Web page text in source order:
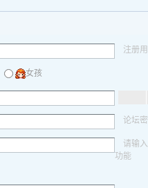
注册
女孩
论坛
请输
功能